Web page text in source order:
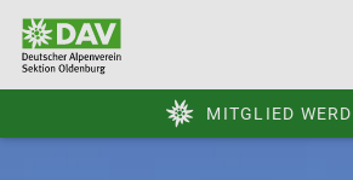
MITGLIED